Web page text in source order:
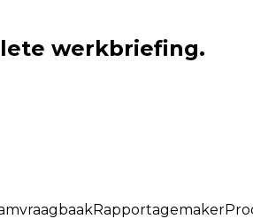
werkbriefing.
Rapportagemaker